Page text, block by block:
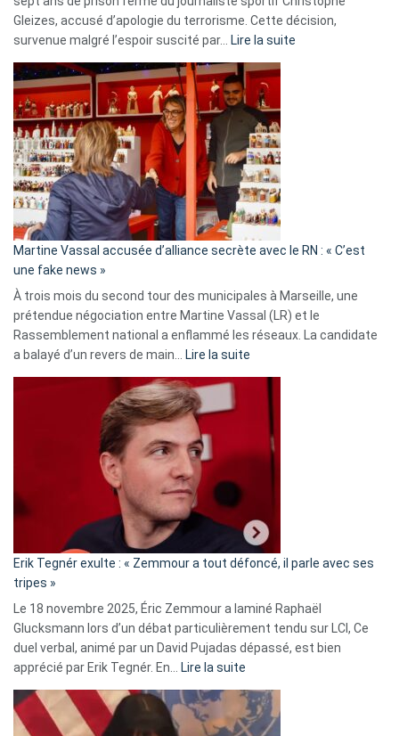
Gleizes, accusé d’apologie du terrorisme. Cette décision,
survenue malgré l’espoir suscité par… Lire la suite
Algérie
Martine Vassal accusée d’alliance secrète avec le RN : « C’est
une fake news »
À trois mois du second tour des municipales à Marseille, une
prétendue négociation entre Martine Vassal (LR) et le
Rassemblement national a enflammé les réseaux. La candidate
a balayé d’un revers de main… Lire la suite
d’alliance
secrète
«
C’est
fake
news
»
Erik Tegnér exulte : « Zemmour a tout défoncé, il parle avec ses
tripes »
Le 18 novembre 2025, Éric Zemmour a laminé Raphaël
Glucksmann lors d’un débat particulièrement tendu sur LCI, Ce
duel verbal, animé par un David Pujadas dépassé, est bien
apprécié par Erik Tegnér. En… Lire la suite
Tegnér
exulte